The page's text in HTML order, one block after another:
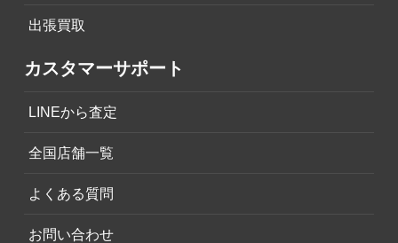
出張買取
カスタマーサポート
LINEから査定
全国店舗一覧
よくある質問
お問い合わせ